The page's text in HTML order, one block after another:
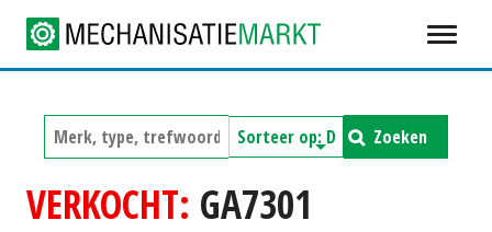
Zoeken
VERKOCHT: GA7301